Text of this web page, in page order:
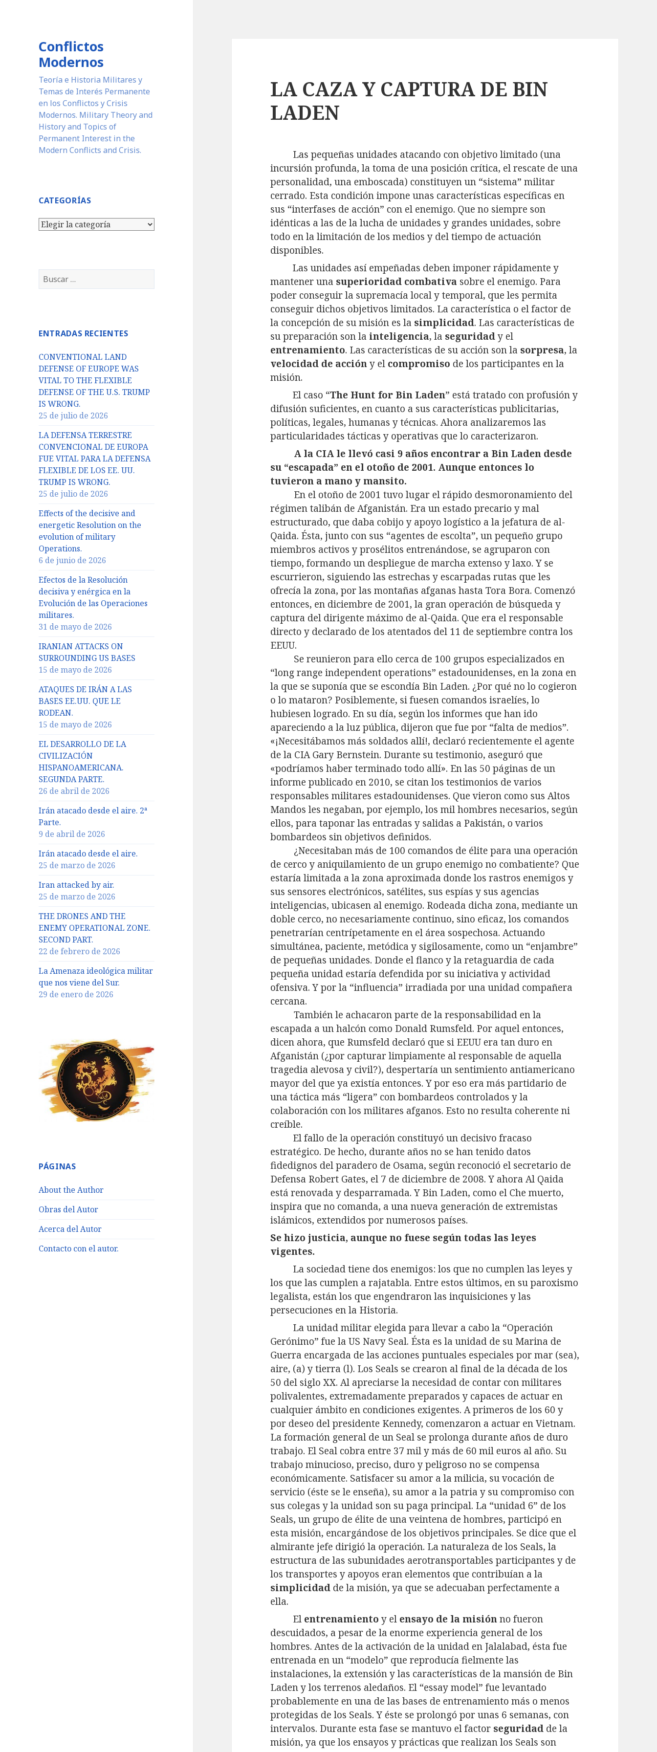
Conflictos
Modernos
Teoría e Historia Militares y
Temas de Interés Permanente
en los Conflictos y Crisis
Modernos. Military Theory and
History and Topics of
Permanent Interest in the
Modern Conflicts and Crisis.
CATEGORÍAS
Categorías
Buscar:
ENTRADAS RECIENTES
CONVENTIONAL LAND
DEFENSE OF EUROPE WAS
VITAL TO THE FLEXIBLE
DEFENSE OF THE U.S. TRUMP
IS WRONG.
25 de julio de 2026
LA DEFENSA TERRESTRE
CONVENCIONAL DE EUROPA
FUE VITAL PARA LA DEFENSA
FLEXIBLE DE LOS EE. UU.
TRUMP IS WRONG.
25 de julio de 2026
Effects of the decisive and
energetic Resolution on the
evolution of military
Operations.
6 de junio de 2026
Efectos de la Resolución
decisiva y enérgica en la
Evolución de las Operaciones
militares.
31 de mayo de 2026
IRANIAN ATTACKS ON
SURROUNDING US BASES
15 de mayo de 2026
ATAQUES DE IRÁN A LAS
BASES EE.UU. QUE LE
RODEAN.
15 de mayo de 2026
EL DESARROLLO DE LA
CIVILIZACIÓN
HISPANOAMERICANA.
SEGUNDA PARTE.
26 de abril de 2026
Irán atacado desde el aire. 2ª
Parte.
9 de abril de 2026
Irán atacado desde el aire.
25 de marzo de 2026
Iran attacked by air.
25 de marzo de 2026
THE DRONES AND THE
ENEMY OPERATIONAL ZONE.
SECOND PART.
22 de febrero de 2026
La Amenaza ideológica militar
que nos viene del Sur.
29 de enero de 2026
PÁGINAS
About the Author
Obras del Autor
Acerca del Autor
Contacto con el autor.
LA CAZA Y CAPTURA DE BIN
LADEN
Las pequeñas unidades atacando con objetivo limitado (una
incursión profunda, la toma de una posición crítica, el rescate de una
personalidad, una emboscada) constituyen un “sistema” militar
cerrado. Esta condición impone unas características específicas en
sus “interfases de acción” con el enemigo. Que no siempre son
idénticas a las de la lucha de unidades y grandes unidades, sobre
todo en la limitación de los medios y del tiempo de actuación
disponibles.
Las unidades así empeñadas deben imponer rápidamente y
mantener una superioridad combativa sobre el enemigo. Para
poder conseguir la supremacía local y temporal, que les permita
conseguir dichos objetivos limitados. La característica o el factor de
la concepción de su misión es la simplicidad. Las características de
su preparación son la inteligencia, la seguridady el
entrenamiento. Las características de su acción son la sorpresa, la
velocidad de accióny el compromiso de los participantes en la
misión.
El caso “The Hunt for Bin Laden” está tratado con profusión y
difusión suficientes, en cuanto a sus características publicitarias,
políticas, legales, humanas y técnicas. Ahora analizaremos las
particularidades tácticas y operativas que lo caracterizaron.
A la CIA le llevó casi 9 años encontrar a Bin Laden desde
su “escapada” en el otoño de 2001. Aunque entonces lo
tuvieron a mano y mansito.
En el otoño de 2001 tuvo lugar el rápido desmoronamiento del
régimen talibán de Afganistán. Era un estado precario y mal
estructurado, que daba cobijo y apoyo logístico a la jefatura de al-
Qaida. Ésta, junto con sus “agentes de escolta”, un pequeño grupo
miembros activos y prosélitos entrenándose, se agruparon con
tiempo, formando un despliegue de marcha extenso y laxo. Y se
escurrieron, siguiendo las estrechas y escarpadas rutas que les
ofrecía la zona, por las montañas afganas hasta Tora Bora. Comenzó
entonces, en diciembre de 2001, la gran operación de búsqueda y
captura del dirigente máximo de al-Qaida. Que era el responsable
directo y declarado de los atentados del 11 de septiembre contra los
EEUU.
Se reunieron para ello cerca de 100 grupos especializados en
“long range independent operations” estadounidenses, en la zona en
la que se suponía que se escondía Bin Laden. ¿Por qué no lo cogieron
o lo mataron? Posiblemente, si fuesen comandos israelíes, lo
hubiesen logrado. En su día, según los informes que han ido
apareciendo a la luz pública, dijeron que fue por “falta de medios”.
«¡Necesitábamos más soldados allí!, declaró recientemente el agente
de la CIA Gary Bernstein. Durante su testimonio, aseguró que
«podríamos haber terminado todo allí». En las 50 páginas de un
informe publicado en 2010, se citan los testimonios de varios
responsables militares estadounidenses. Que vieron como sus Altos
Mandos les negaban, por ejemplo, los mil hombres necesarios, según
ellos, para taponar las entradas y salidas a Pakistán, o varios
bombardeos sin objetivos definidos.
¿Necesitaban más de 100 comandos de élite para una operación
de cerco y aniquilamiento de un grupo enemigo no combatiente? Que
estaría limitada a la zona aproximada donde los rastros enemigos y
sus sensores electrónicos, satélites, sus espías y sus agencias
inteligencias, ubicasen al enemigo. Rodeada dicha zona, mediante un
doble cerco, no necesariamente continuo, sino eficaz, los comandos
penetrarían centrípetamente en el área sospechosa. Actuando
simultánea, paciente, metódica y sigilosamente, como un “enjambre”
de pequeñas unidades. Donde el flanco y la retaguardia de cada
pequeña unidad estaría defendida por su iniciativa y actividad
ofensiva. Y por la “influencia” irradiada por una unidad compañera
cercana.
También le achacaron parte de la responsabilidad en la
escapada a un halcón como Donald Rumsfeld. Por aquel entonces,
dicen ahora, que Rumsfeld declaró que si EEUU era tan duro en
Afganistán (¿por capturar limpiamente al responsable de aquella
tragedia alevosa y civil?), despertaría un sentimiento antiamericano
mayor del que ya existía entonces. Y por eso era más partidario de
una táctica más “ligera” con bombardeos controlados y la
colaboración con los militares afganos. Esto no resulta coherente ni
creíble.
El fallo de la operación constituyó un decisivo fracaso
estratégico. De hecho, durante años no se han tenido datos
fidedignos del paradero de Osama, según reconoció el secretario de
Defensa Robert Gates, el 7 de diciembre de 2008. Y ahora Al Qaida
está renovada y desparramada. Y Bin Laden, como el Che muerto,
inspira que no comanda, a una nueva generación de extremistas
islámicos, extendidos por numerosos países.
Se hizo justicia, aunque no fuese según todas las leyes
vigentes.
La sociedad tiene dos enemigos: los que no cumplen las leyes y
los que las cumplen a rajatabla. Entre estos últimos, en su paroxismo
legalista, están los que engendraron las inquisiciones y las
persecuciones en la Historia.
La unidad militar elegida para llevar a cabo la “Operación
Gerónimo” fue la US Navy Seal. Ésta es la unidad de su Marina de
Guerra encargada de las acciones puntuales especiales por mar (sea),
aire, (a) y tierra (l). Los Seals se crearon al final de la década de los
50 del siglo XX. Al apreciarse la necesidad de contar con militares
polivalentes, extremadamente preparados y capaces de actuar en
cualquier ámbito en condiciones exigentes. A primeros de los 60 y
por deseo del presidente Kennedy, comenzaron a actuar en Vietnam.
La formación general de un Seal se prolonga durante años de duro
trabajo. El Seal cobra entre 37 mil y más de 60 mil euros al año. Su
trabajo minucioso, preciso, duro y peligroso no se compensa
económicamente. Satisfacer su amor a la milicia, su vocación de
servicio (éste se le enseña), su amor a la patria y su compromiso con
sus colegas y la unidad son su paga principal. La “unidad 6” de los
Seals, un grupo de élite de una veintena de hombres, participó en
esta misión, encargándose de los objetivos principales. Se dice que el
almirante jefe dirigió la operación. La naturaleza de los Seals, la
estructura de las subunidades aerotransportables participantes y de
los transportes y apoyos eran elementos que contribuían a la
simplicidad de la misión, ya que se adecuaban perfectamente a
ella.
El entrenamiento y el ensayo de la misiónno fueron
descuidados, a pesar de la enorme experiencia general de los
hombres. Antes de la activación de la unidad en Jalalabad, ésta fue
entrenada en un “modelo” que reproducía fielmente las
instalaciones, la extensión y las características de la mansión de Bin
Laden y los terrenos aledaños. El “essay model” fue levantado
probablemente en una de las bases de entrenamiento más o menos
protegidas de los Seals. Y éste se prolongó por unas 6 semanas, con
intervalos. Durante esta fase se mantuvo el factor seguridad de la
misión, ya que los ensayos y prácticas que realizan los Seals son